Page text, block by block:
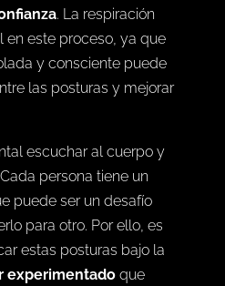
yoguis a descubrir sus
que a su vez fomenta un
. La respiración
en este proceso, ya que
y consciente puede
escuchar al cuerpo y
persona tiene un
puede ser un desafío
para otro. Por ello, es